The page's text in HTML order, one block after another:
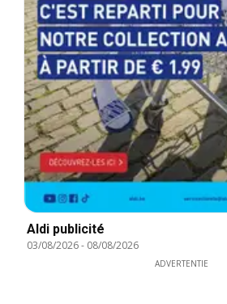
Aldi publicité
03/08/2026- 08/08/2026
ADVERTENTIE